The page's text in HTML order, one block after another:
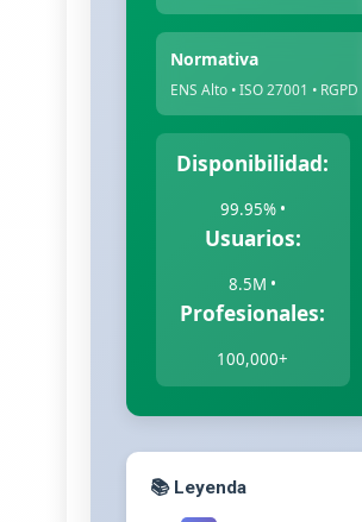
Normativa
ENS Alto • ISO 27001 • RGPD
Disponibilidad:
99.95% •
Usuarios:
8.5M •
Profesionales:
100,000+
📚 Leyenda